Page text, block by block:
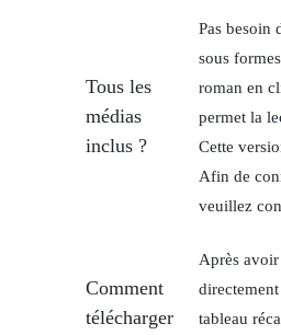
Tous les
médias
inclus ?
Pas besoin
sous
roman en
permet la
Cette
Afin de
veuillez
Comment
télécharger
Après
tableau